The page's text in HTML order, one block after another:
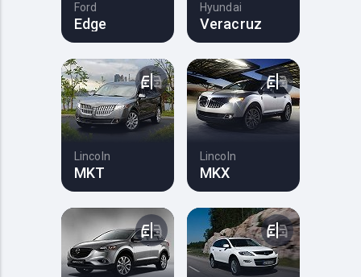
Ford
Edge
Hyundai
Veracruz
Lincoln
MKT
Lincoln
MKX